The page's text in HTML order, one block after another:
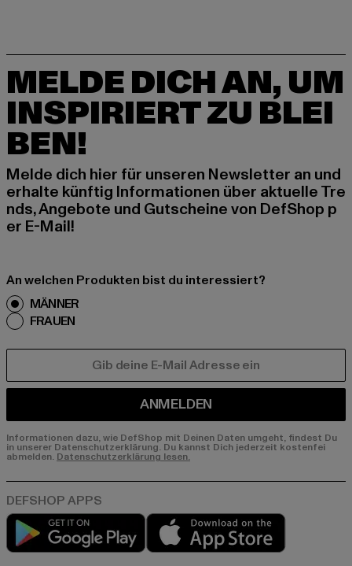
MELDE DICH AN, UM
INSPIRIERT ZU BLEI
BEN!
Melde dich hier für unseren Newsletter an und
erhalte künftig Informationen über aktuelle Tre
nds, Angebote und Gutscheine von DefShop p
er E-Mail!
An welchen Produkten bist du interessiert?
MÄNNER
FRAUEN
ANMELDEN
Informationen dazu, wie DefShop mit Deinen Daten umgeht, findest Du
in unserer Datenschutzerklärung. Du kannst Dich jederzeit kostenfei
abmelden. Datenschutzerklärung lesen.
Play market